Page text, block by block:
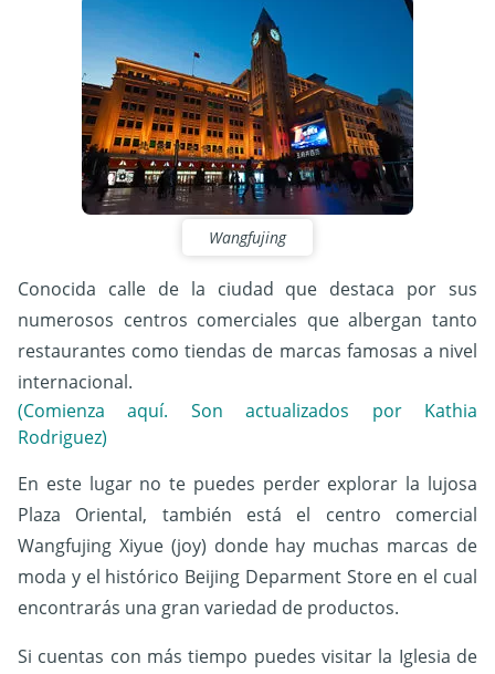
Wangfujing
Conocida calle de la ciudad que destaca por sus
numerosos centros comerciales que albergan tanto
restaurantes como tiendas de marcas famosas a nivel
internacional.
(Comienza aquí. Son actualizados por Kathia
Rodriguez)
En este lugar no te puedes perder explorar la lujosa
Plaza Oriental, también está el centro comercial
Wangfujing Xiyue (joy) donde hay muchas marcas de
moda y el histórico Beijing Deparment Store en el cual
encontrarás una gran variedad de productos.
Si cuentas con más tiempo puedes visitar la Iglesia de